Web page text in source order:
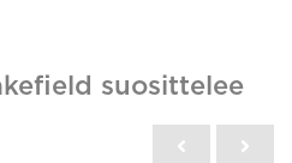
suosittelee